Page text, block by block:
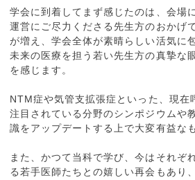
学会に到着してまず感じたのは、会場
運営にご尽力くださる先生方のおかげ
が増え、学会全体が素晴らしい活気に
未来の医療を担う若い先生方の真摯な
を感じます。
NTM症や気管支拡張症といった、現在
注目されている分野のシンポジウムや
識をアップデートする上で大変有益な
また、かつて当科で学び、今はそれぞ
る若手医師たちとの嬉しい再会もあり